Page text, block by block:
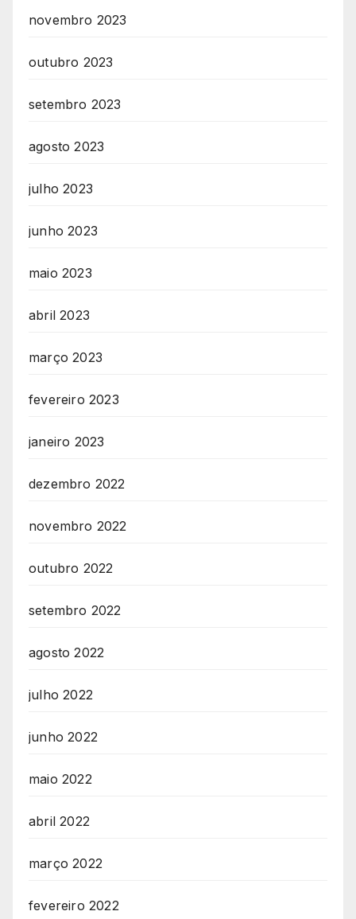
novembro 2023
outubro 2023
setembro 2023
agosto 2023
julho 2023
junho 2023
maio 2023
abril 2023
março 2023
fevereiro 2023
janeiro 2023
dezembro 2022
novembro 2022
outubro 2022
setembro 2022
agosto 2022
julho 2022
junho 2022
maio 2022
abril 2022
março 2022
fevereiro 2022